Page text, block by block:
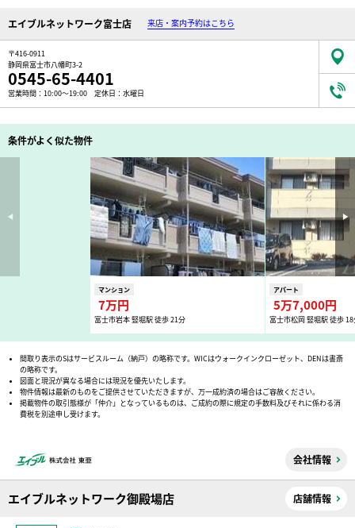
エイブルネットワーク富士店 来店・案内予約はこちら
〒416-0911
静岡県富士市八幡町3-2
0545-65-4401
営業時間：10:00～19:00 定休日：水曜日
条件がよく似た物件
マンション
7万円
富士市岩本 竪堀駅 徒歩 21分
アパート
5万7,000円
富士市松岡 竪堀駅 徒歩 18
間取り表示のSはサービスルーム（納戸）の略称です。WICはウォークインクローゼット、DENは書斎
の略称です。
図面と現況が異なる場合には現況を優先いたします。
物件情報は最新のものをご提供させていただきますが、万一成約済の場合はご容赦ください。
掲載物件の取引態様が「仲介」となっているものは、ご成約の際に規定の手数料及びそれに係わる消
費税を別途申し受けます。
会社情報
エイブルネットワーク御殿場店 店舗情報